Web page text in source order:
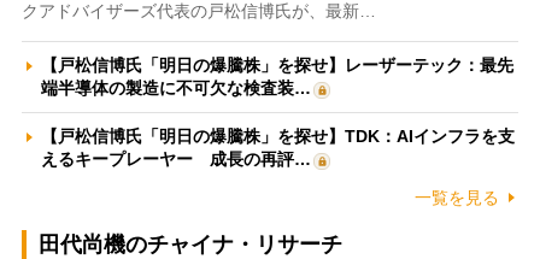
クアドバイザーズ代表の戸松信博氏が、最新…
【戸松信博氏「明日の爆騰株」を探せ】レーザーテック：最先
端半導体の製造に不可欠な検査装…
【戸松信博氏「明日の爆騰株」を探せ】TDK：AIインフラを支
えるキープレーヤー 成長の再評…
一覧を見る
田代尚機のチャイナ・リサーチ